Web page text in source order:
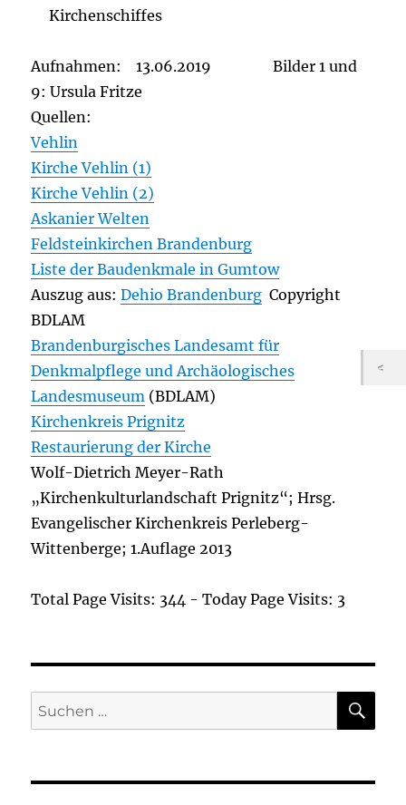
Kirchenschiffes
Aufnahmen: 13.06.2019 Bilder 1 und
9: Ursula Fritze
Quellen:
Vehlin
Kirche Vehlin (1)
Kirche Vehlin (2)
Askanier Welten
Feldsteinkirchen Brandenburg
Liste der Baudenkmale in Gumtow
Auszug aus:Dehio Brandenburg Copyright
BDLAM
Brandenburgisches Landesamt für
Denkmalpflege und Archäologisches
Landesmuseum (BDLAM)
Kirchenkreis Prignitz
Restaurierung der Kirche
Wolf-Dietrich Meyer-Rath
„Kirchenkulturlandschaft Prignitz“; Hrsg.
Evangelischer Kirchenkreis Perleberg-
Wittenberge; 1.Auflage 2013
Total Page Visits: 344 - Today Page Visits: 3
Suchen
nach: